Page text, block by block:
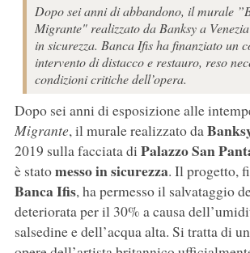
Dopo sei anni di abbandono, il murale
Migrante" realizzato da Banksy a
in sicurezza. Banca Ifis ha finanziato un
intervento di distacco e restauro, reso
condizioni critiche dell’opera.
Dopo sei anni di esposizione alle
Migrante, il murale realizzato da
2019 sulla facciata di Palazzo San
è statomesso in sicurezza. Il progetto,
Banca Ifis, ha permesso il salvataggio
deteriorata per il 30% a causa
salsedine e dell’acqua alta. Si tratta di